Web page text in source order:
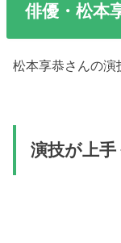
俳優・松本
松本享恭さんの演
演技が上